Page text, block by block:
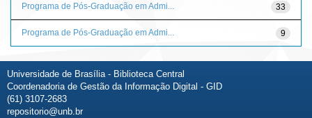
33
Programa de Pós-Graduação em Admi...
9
Programa de Pós-Graduação em Admi...
Universidade de Brasília - Biblioteca Central
Coordenadoria de Gestão da Informação Digital - GID
(61) 3107-2683
repositorio@unb.br